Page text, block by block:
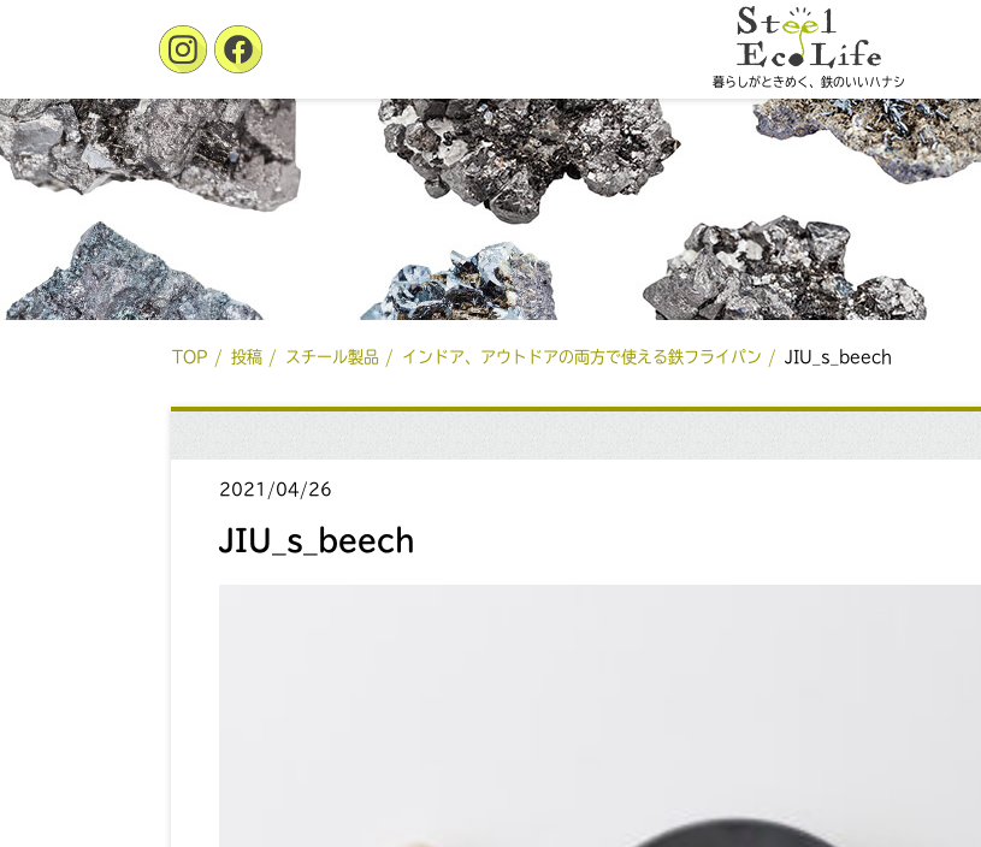
暮らしがときめく、鉄のいいハナシ
TOP 投稿 スチール製品 インドア、アウトドアの両方で使える鉄フライパン JIU_s_beech
2021/04/26
JIU_s_beech